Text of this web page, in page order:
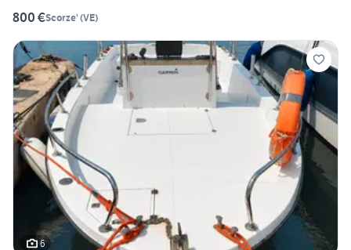
800 €Scorze' (VE)
6